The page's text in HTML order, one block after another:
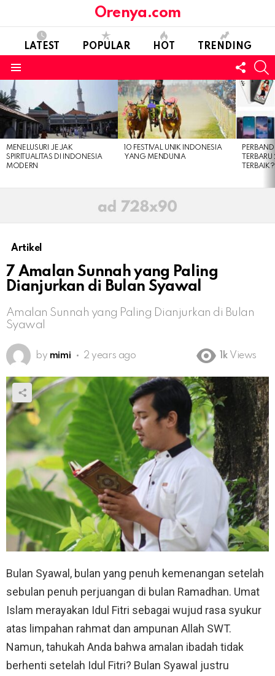
Orenya.com
LATEST POPULAR HOT TRENDING
US
LATEST
STORIES
MENELUSURI JEJAK
SPIRITUALITAS DI INDONESIA
MODERN
10 FESTIVAL UNIK INDONESIA
YANG MENDUNIA
TERBAIK?
Artikel
7 Amalan Sunnah yang Paling
Dianjurkan di Bulan Syawal
Amalan Sunnah yang Paling Dianjurkan di Bulan
Syawal
by mimi 2 years ago 1k Views
Bulan Syawal, bulan yang penuh kemenangan setelah
sebulan penuh perjuangan di bulan Ramadhan. Umat
Islam merayakan Idul Fitri sebagai wujud rasa syukur
atas limpahan rahmat dan ampunan Allah SWT.
Namun, tahukah Anda bahwa amalan ibadah tidak
berhenti setelah Idul Fitri? Bulan Syawal justru